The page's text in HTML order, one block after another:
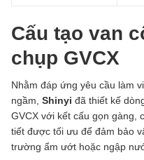
Cấu tạo van
chụp GVCX
Nhằm đáp ứng yêu cầu làm
ngầm, Shinyi đã thiết kế
GVCX với kết cấu gọn gàng,
tiết được tối ưu để đảm bảo
trường ẩm ướt hoặc ngập